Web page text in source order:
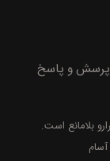
پرسش و پاسخ
بلامانع است.